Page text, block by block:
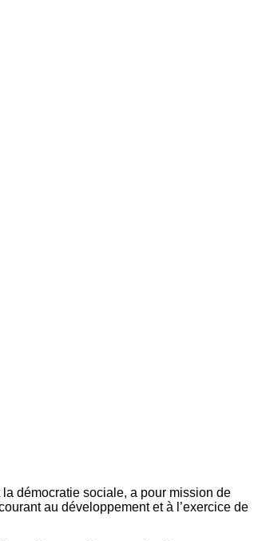
démocratie sociale, a pour mission de
au développement et à l’exercice de